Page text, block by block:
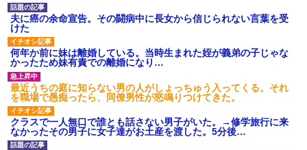
夫に癌の余命宣告。その闘病中に長女から信じられない言葉を受
けた
何年か前に妹は離婚している。当時生まれた姪が義弟の子じゃな
かったため妹有責での離婚になり…
最近うちの庭に知らない男の人がしょっちゅう入ってくる。それ
を職場で愚痴ったら、同僚男性が怒鳴りつけてきた。
クラスで一人無口で誰とも話さない男子がいた。→修学旅行に来
なかったその男子に女子達がお土産を渡した。5分後…